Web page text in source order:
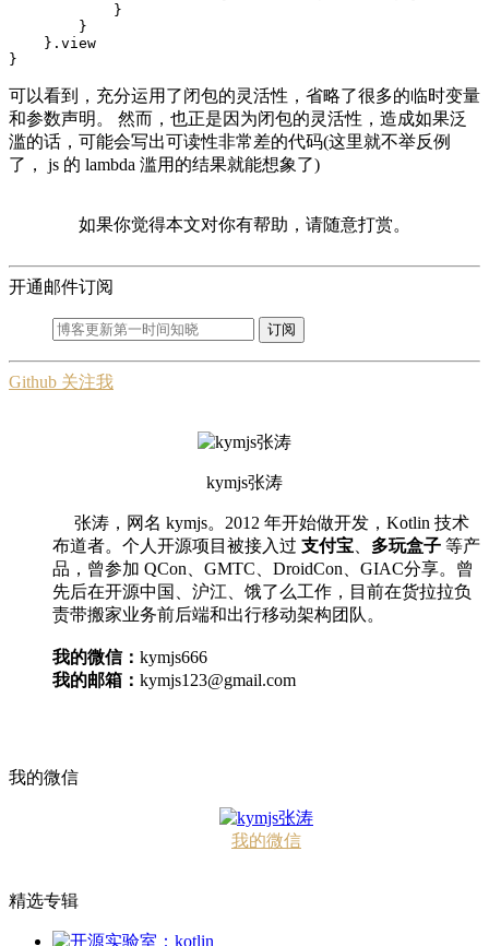
}
}
}. view
}
可以看到，充分运用了闭包的灵活性，省略了很多的临时变量
和参数声明。 然而，也正是因为闭包的灵活性，造成如果泛
滥的话，可能会写出可读性非常差的代码(这里就不举反例
了， js 的 lambda 滥用的结果就能想象了)
如果你觉得本文对你有帮助，请随意打赏。
开通邮件订阅
订阅
Github 关注我
kymjs张涛
张涛，网名 kymjs。2012 年开始做开发，Kotlin 技术
布道者。个人开源项目被接入过 支付宝 多玩盒子 等产
品，曾参加 QCon、GMTC、DroidCon、GIAC分享。曾
先后在开源中国、沪江、饿了么工作，目前在货拉拉负
责带搬家业务前后端和出行移动架构团队。
我的微信： kymjs666
我的邮箱： kymjs123@gmail.com
我的微信
我的微信
精选专辑